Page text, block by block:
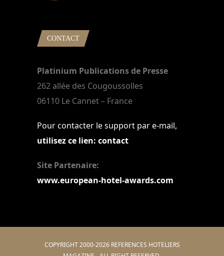
CONTACT
Platinium Publications de Presse
262 allée des Cougoussolles
06110 Le Cannet – France
Pour contacter le support par e-mail,
utilisez ce lien: contact
Site Partenaire:
www.european-hotel-awards.com
COPYRIGHT 2000-2026 REFERENCES HOTELIERS